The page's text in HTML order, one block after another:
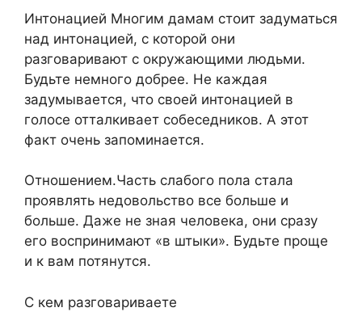
Интонацией Многим дамам стоит задуматься
над интонацией, с которой они
разговаривают с окружающими людьми.
Будьте немного добрее. Не каждая
задумывается, что своей интонацией в
голосе отталкивает собеседников. А этот
факт очень запоминается.
Отношением.Часть слабого пола стала
проявлять недовольство все больше и
больше. Даже не зная человека, они сразу
его воспринимают «в штыки». Будьте проще
и к вам потянутся.
С кем разговариваете